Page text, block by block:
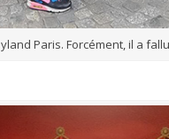
Paris. Forcément, il a